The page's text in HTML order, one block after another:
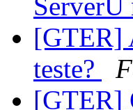
[GTER]
teste?
[GTER]